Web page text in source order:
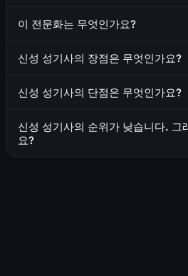
이 전문화는 무엇인가요?
사입니다.
신성 성기사의 장점은 무엇인가요?
군중 제어 기술(기절, 눈멀기)을
공격대원을 위한 다수의 방어 기
모든 공격대원의 받는 피해를 감
신성 성기사의 단점은 무엇인가요?
거의 모든 치유 기술이 신성한
신성 성기사의 순위가 낮습니다. 그
요?